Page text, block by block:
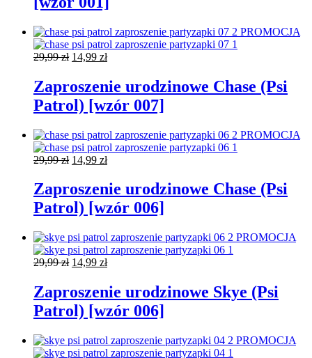
PROMOCJA
29,99zł Pierwotna
wynosiła:
29,99 zł.
14,99 złAktualna
wynosi:
14,99 zł.
Zaproszenie urodzinowe Chase (Psi
Patrol) [wzór 007]
PROMOCJA
29,99zł Pierwotna
wynosiła:
29,99 zł.
14,99 złAktualna
wynosi:
14,99 zł.
Zaproszenie urodzinowe Chase (Psi
Patrol) [wzór 006]
PROMOCJA
29,99zł Pierwotna
wynosiła:
29,99 zł.
14,99 złAktualna
wynosi:
14,99 zł.
Zaproszenie urodzinowe Skye (Psi
Patrol) [wzór 006]
PROMOCJA